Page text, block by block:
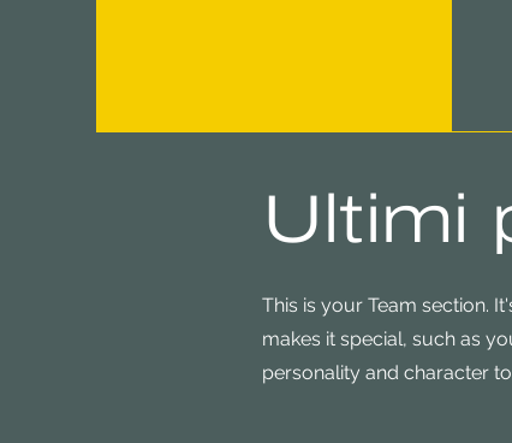
Ultimi
This is your Team section.
makes it special, such as
personality and character